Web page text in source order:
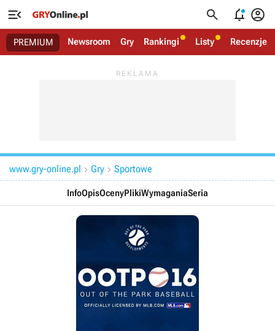
   
PREMIUM Newsroom Gry Rankingi Listy Recenzje
www.gry-online.pl  Gry  Sportowe
InfoOpisOcenyPlikiWymaganiaSeria